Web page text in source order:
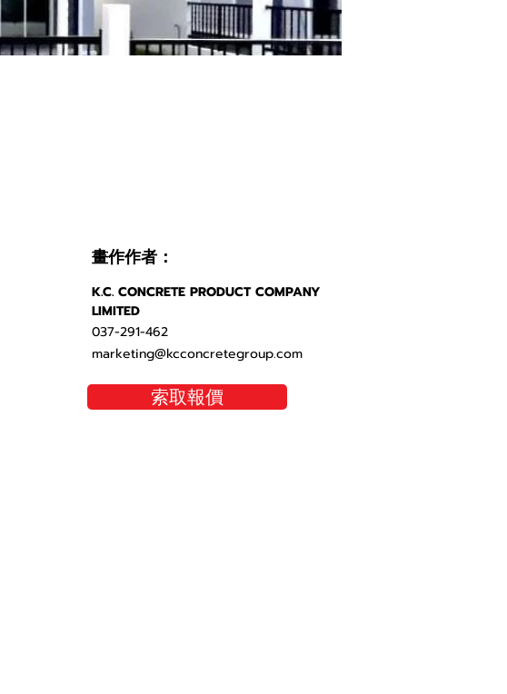
畫作作者：
K.C. CONCRETE PRODUCT COMPANY
LIMITED
037-291-462
marketing@kcconcretegroup.com
索取報價